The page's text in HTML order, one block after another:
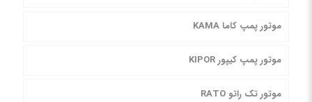
موتور پمپ کاما KAMA
موتور پمپ کیپور KIPOR
موتور تک راتو RATO